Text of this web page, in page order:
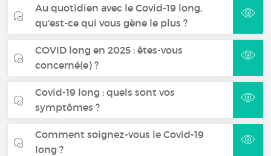
Au quotidien avec le Covid-19 long,
qu'est-ce qui vous gène le plus ?
COVID long en 2025 : êtes-vous
concerné(e) ?
Covid-19 long : quels sont vos
symptômes ?
Comment soignez-vous le Covid-19
long ?